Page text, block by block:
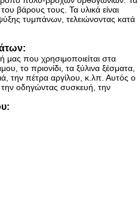
βάρους τους. Τα υλικά είναι
τυμπάνων, τελειώνοντας κατά
που χρησιμοποιείται στα
το πριονίδι, τα ξύλινα ξέσματα,
την πέτρα αργίλου, κ.λπ. Αυτός ο
οδηγώντας συσκευή, την